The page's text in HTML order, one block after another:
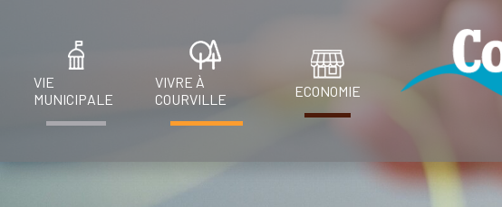
VIE
MUNICIPALE
VIVRE À
COURVILLE
ECONOMIE